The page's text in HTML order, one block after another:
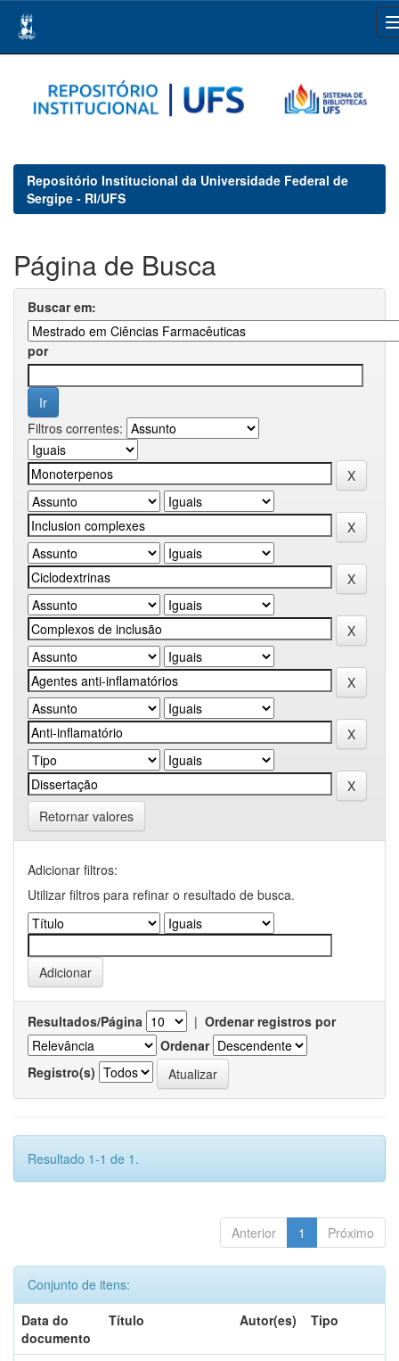
navigation
Repositório Institucional da Universidade Federal de
Sergipe - RI/UFS
Página de Busca
Buscar em:
por
Filtros correntes:
Retornar valores
Adicionar filtros:
Utilizar filtros para refinar o resultado de busca.
Resultados/Página | Ordenar registros por
Ordenar
Registro(s)
Resultado 1-1 de 1.
Anterior 1 Próximo
Conjunto de itens:
Data do
documento
Título Autor(es) Tipo